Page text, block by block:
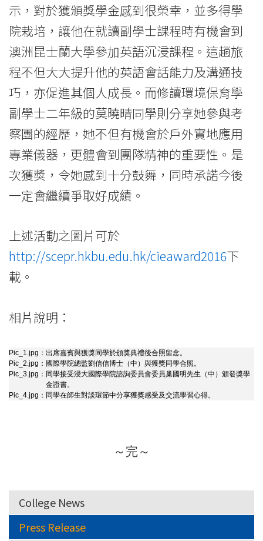
示，對於獲頒獎學金感到很榮幸，並多得學
院栽培，讓他在就讀副學士課程時有機會到
澳洲昆士蘭大學參加英語沉浸課程。這趟旅
程不但大大提升他的英語會話能力及溝通技
巧，亦促進其個人成長。而修讀環境保育學
副學士二年級的莫曉晴同學則分享她參與考
察團的經歷，她不但有機會於戶外實地應用
專業儀器，更體會到團隊精神的重要性。是
次獲獎，令她感到十分鼓舞，同時承諾今後
一定會繼續爭取好成績。
上述活動之圖片可於
http://scepr.hkbu.edu.hk/cieaward2016下
載。
相片說明：
Pic_1.jpg： 出席嘉賓與獲獎同學於頒獎典禮後合照留念。
Pic_2.jpg： 國際學院總監劉信信博士（中）與獲獎同學合照。
Pic_3.jpg： 同學接受浸大國際學院諮詢委員會委員巢國明先生（中）頒發獎學
金證書。
Pic_4.jpg： 同學在師生對談環節中分享獲獎感受及交流學習心得。
～完～
College News
Press Release